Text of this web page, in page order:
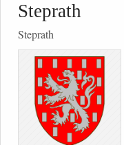
Steprath
Steprath